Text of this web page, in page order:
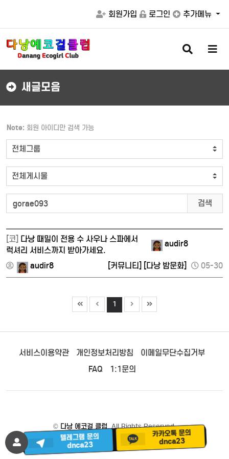
회원가입 로그인 추가메뉴
검
색
버
메
버
새글모음
Note: 회원 아이디만 검색 가능
검색
[코] 다낭 때밀이 전용 수 사우나 스파에서
럭셔리 서비스까지 받아가세요.
audir8
audir8 [커뮤니티] [다낭 밤문화] 05-30
1
서비스이용약관 개인정보처리방침
이메일무단수집거부
FAQ
1:1문의
© 다낭 에코걸 클럽. All Rights Reserved.
텔레그램 문의
dnca23
카카오톡 문의
dnca23